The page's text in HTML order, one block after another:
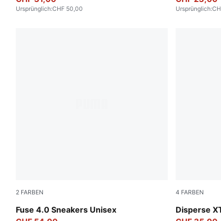
Ursprünglich:CHF 50,00 Ursprünglich:
2 FARBEN
Fuse 4.0 Sneakers Unisex
Cool Light Gray-PUMA Black-Lux Lime
4 FARBEN
Disperse
PUMA